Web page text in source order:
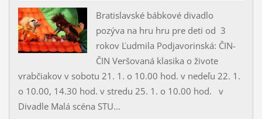
Bratislavské bábkové divadlo
pozýva na hru hru pre deti od 3
rokov Ľudmila Podjavorinská: ČIN-
ČIN Veršovaná klasika o živote
vrabčiakov v sobotu 21. 1. o 10.00 hod. v nedeľu 22. 1.
o 10.00, 14.30 hod. v stredu 25. 1. o 10.00 hod. v
Divadle Malá scéna STU...